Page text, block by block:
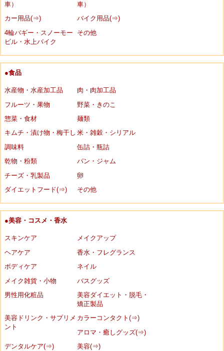
車）
車）
カー用品(⇒)
バイク用品(⇒)
4輪バギー・スノーモー
ビル・水上バイク
その他
●食品
水産物・水産加工品
肉・肉加工品
フルーツ・果物
野菜・きのこ
惣菜・食材
麺類
キムチ・漬け物・梅干し 米・雑穀・シリアル
調味料
缶詰・瓶詰
乾物・粉類
パン・ジャム
チーズ・乳製品
卵
ダイエットフード(⇒)
その他
●美容・コスメ・香水
スキンケア
メイクアップ
ヘアケア
香水・フレグランス
ボディケア
ネイル
メイク雑貨・小物
バスグッズ
男性用化粧品
美容ダイエット・脱毛・
矯正製品
美容ドリンク・サプリメ
ント
カラーコンタクト(⇒)
アロマ・癒しグッズ(⇒)
デンタルケア(⇒)
美容(⇒)